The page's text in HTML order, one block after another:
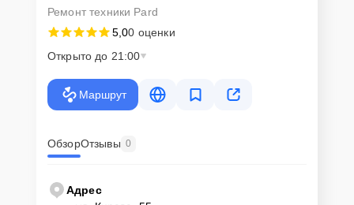
Ремонт техники Pard
5,00 оценки
Открыто до 21:00
Маршрут
ОбзорОтзывы 0
Адрес